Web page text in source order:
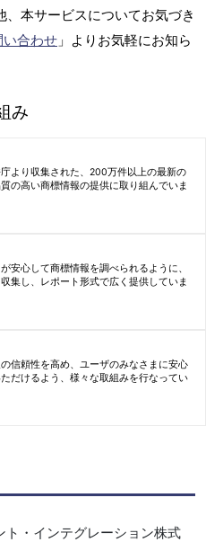
、本サービスについてお気づき
い合わせ 」よりお気軽にお知ら
み
より収集された、200万件以上の最新の
の高い商標情報の提供に取り組んでいま
安心して商標情報を調べられるように、
集し、レポート形式で広く提供していま
信頼性を高め、ユーザのみなさまに安心
だけるよう、様々な取組みを行なってい
ト・インテグレーション株式